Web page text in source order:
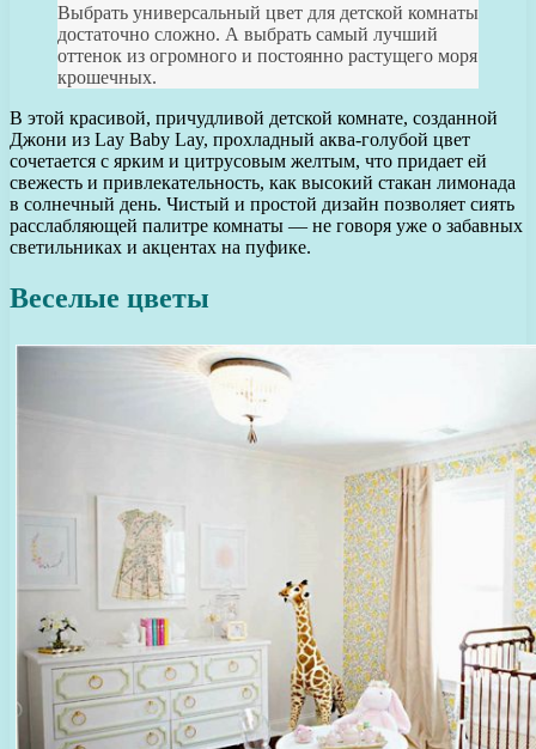
Выбрать универсальный цвет для детской комнаты
достаточно сложно. А выбрать самый лучший
оттенок из огромного и постоянно растущего моря
крошечных.
В этой красивой, причудливой детской комнате, созданной
Джони из Lay Baby Lay, прохладный аква-голубой цвет
сочетается с ярким и цитрусовым желтым, что придает ей
свежесть и привлекательность, как высокий стакан лимонада
в солнечный день. Чистый и простой дизайн позволяет сиять
расслабляющей палитре комнаты — не говоря уже о забавных
светильниках и акцентах на пуфике.
Веселые цветы